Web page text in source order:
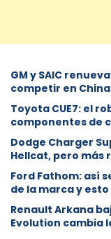
GM y SAIC
competir en China
Toyota CUE7: el
componentes de
Dodge Charger
Hellcat, pero más
Ford Fathom: así
de la marca y
Renault Arkana
Evolution cambia